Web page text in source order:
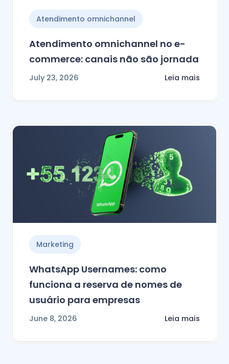
Atendimento omnichannel
Atendimento omnichannel no e-
commerce: canais não são jornada
July 23, 2026 Leia mais
Marketing
WhatsApp Usernames: como
funciona a reserva de nomes de
usuário para empresas
June 8, 2026 Leia mais